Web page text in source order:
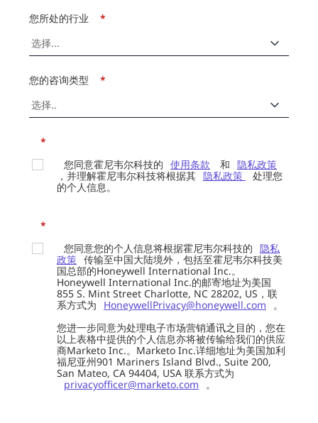
*
您所处的行业
*
您的咨询类型
*
您同意霍尼韦尔科技的 使用条款 和 隐私政策
，并理解霍尼韦尔科技将根据其 隐私政策
处理您
的个人信息。
*
您同意您的个人信息将根据霍尼韦尔科技的 隐私
政策 传输至中国大陆境外，包括至霍尼韦尔科技美
国总部的Honeywell International Inc.。
Honeywell International Inc.的邮寄地址为美国
855 S. Mint Street Charlotte, NC 28202, US，联
系方式为
HoneywellPrivacy@honeywell.com
。
您进一步同意为处理电子市场营销通讯之目的，您在
以上表格中提供的个人信息亦将被传输给我们的供应
商Marketo Inc.。Marketo Inc.详细地址为美国加利
福尼亚州901 Mariners Island Blvd., Suite 200,
San Mateo, CA 94404, USA 联系方式为
privacyofficer@marketo.com
。